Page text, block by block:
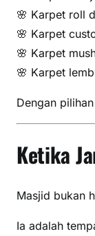
🌸 Karpet roll
🌸 Karpet
🌸 Karpet
🌸 Karpet
Dengan
Ketika
Masjid bukan
Ia adalah